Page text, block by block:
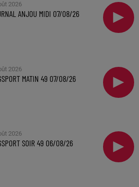
2026
ANJOU MIDI 07/08/26
2026
MATIN 49 07/08/26
2026
SOIR 49 06/08/26